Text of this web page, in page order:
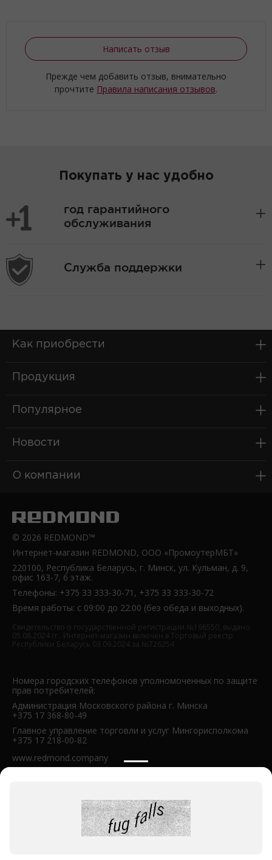
Написать отзыв
Прежде чем добавить отзыв, внимательно
прочтите Правила написания отзывов.
Покупать у нас удобно
год гарантийного
обслуживания
Служба поддержки
Как приобрести
Продукция
Популярное
Новости
О компании
© 2026 REDMOND™
Интернет-магазин REDMOND, ООО «ПромоутерМБТ»
220100, Республика Беларусь, г. Минск, ул. Кульман, д. 9,
офис 163-7, 6 этаж.
Телефоны: +375 33 333-30-71, +375 33 333-30-72
Время работы: с 09:00 до 22:00 (без обеда и выходных).
Свидетельство о государственной регистрации №198550, выдано
05.08.2024 гг.. Интернет-магазин включен в Торговый реестр
Республики Беларусь 03.09.2024 за №726254
Номера городских телефонов уполномоченных по защите
прав потребителей:
Администрация Московского района г. Минска
+375 17 368-80-49
Главное управление торговли и услуг Мингорисполкома
+375 17 218-00-82
www.redmond.company